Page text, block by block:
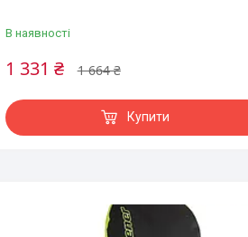
В наявності
1 664 ₴
1 331 ₴
Купити